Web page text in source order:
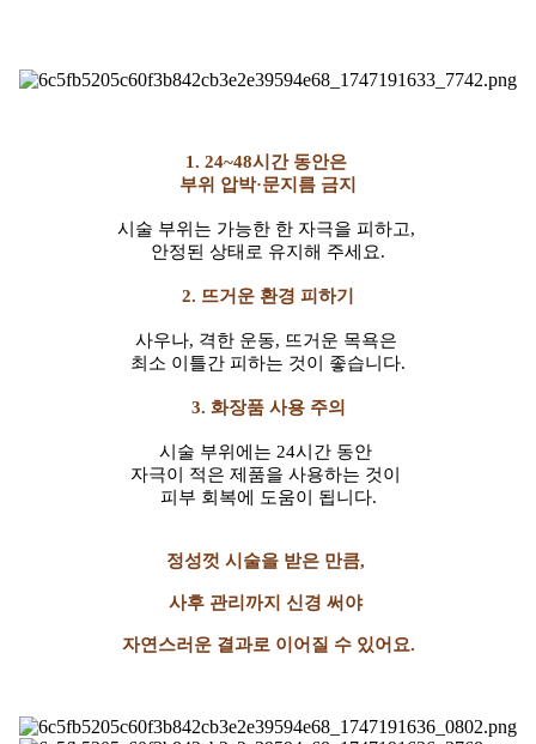
1. 24~48시간 동안은
부위 압박·문지름 금지
시술 부위는 가능한 한 자극을 피하고,
안정된 상태로 유지해 주세요.
2. 뜨거운 환경 피하기
사우나, 격한 운동, 뜨거운 목욕은
최소 이틀간 피하는 것이 좋습니다.
3. 화장품 사용 주의
시술 부위에는 24시간 동안
자극이 적은 제품을 사용하는 것이
피부 회복에 도움이 됩니다.
정성껏 시술을 받은 만큼,
사후 관리까지 신경 써야
자연스러운 결과로 이어질 수 있어요.